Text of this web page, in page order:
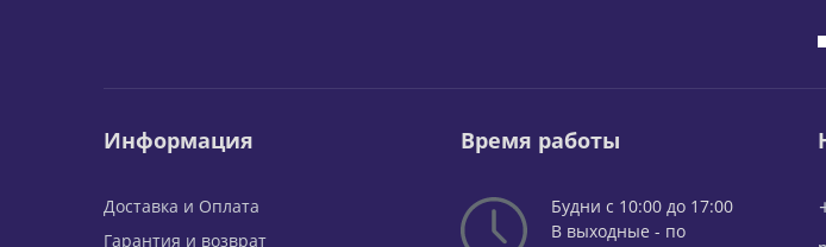
Информация
Доставка и Оплата
Гарантия и возврат
Время работы
Будни с 10:00 до 17:00
В выходные - по